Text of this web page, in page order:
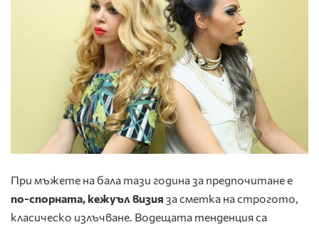
При мъжете на бала тази година за предпочитане е
по-спорната, кежуъл визия за сметка на строгото,
класическо излъчване. Водещата тенденция са